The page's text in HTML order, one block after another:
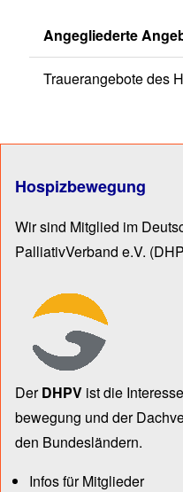
Angegliederte
Trauerangebote des
Hospizbewegung
Wir sind Mitglied im
PalliativVerband e.V.
DerDHPV ist die
bewegung und der
den Bun­des­län­dern.
Infos für Mitglieder